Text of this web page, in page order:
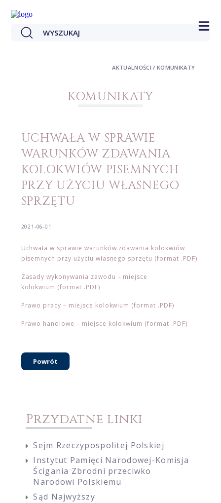
KOMUNIKATY
AKTUALNOŚCI / KOMUNIKATY
UCHWAŁA W SPRAWIE
WARUNKÓW ZDAWANIA
KOLOKWIÓW PISEMNYCH
PRZY UŻYCIU WŁASNEGO
SPRZĘTU
2021-06-01
Uchwała w sprawie warunków zdawania kolokwiów
pisemnych przy użyciu własnego sprzętu (format .PDF)
Zasady wykonywania zawodu – miejsce
kolokwium (format .PDF)
Prawo pracy – miejsce kolokwium (format .PDF)
Prawo handlowe – miejsce kolokwium (format .PDF)
Powrót
Przydatne linki
Sejm Rzeczypospolitej Polskiej
Instytut Pamięci Narodowej-Komisja
Ścigania Zbrodni przeciwko
Narodowi Polskiemu
Sąd Najwyższy